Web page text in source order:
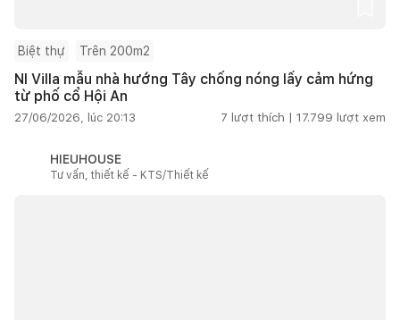
Biệt thự Trên 200m2
NI Villa mẫu nhà hướng Tây chống nóng lấy cảm hứng
từ phố cổ Hội An
27/06/2026, lúc 20:13 7 lượt thích | 17.799 lượt xem
HIEUHOUSE
Tư vấn, thiết kế - KTS/Thiết kế